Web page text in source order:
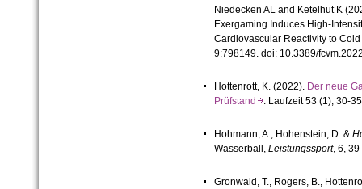
Niedecken AL and Ketelhut K
Exergaming Induces High-
Cardiovascular Reactivity to
9:798149. doi: 10.3389/
Hottenrott, K. (2022). Der neue
Prüfstand. Laufzeit 53 (1), 30-
Hohmann, A., Hohenstein, D. &
Wasserball, Leistungssport, 6,
Gronwald, T., Rogers, B.,